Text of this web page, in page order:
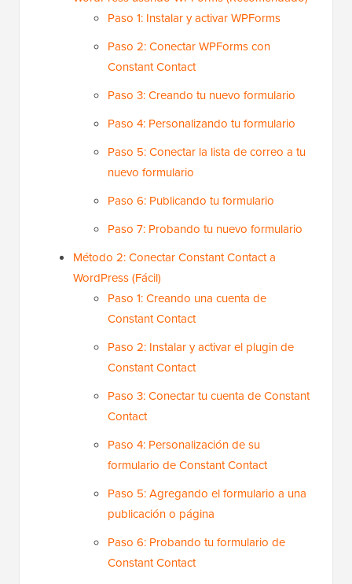
Paso 1: Instalar y activar WPForms
Paso 2: Conectar WPForms con
Constant Contact
Paso 3: Creando tu nuevo formulario
Paso 4: Personalizando tu formulario
Paso 5: Conectar la lista de correo a tu
nuevo formulario
Paso 6: Publicando tu formulario
Paso 7: Probando tu nuevo formulario
Método 2: Conectar Constant Contact a
WordPress (Fácil)
Paso 1: Creando una cuenta de
Constant Contact
Paso 2: Instalar y activar el plugin de
Constant Contact
Paso 3: Conectar tu cuenta de Constant
Contact
Paso 4: Personalización de su
formulario de Constant Contact
Paso 5: Agregando el formulario a una
publicación o página
Paso 6: Probando tu formulario de
Constant Contact